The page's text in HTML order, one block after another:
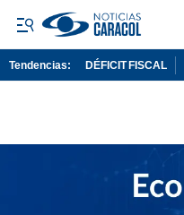
Tendencias: DÉFICIT FISCAL